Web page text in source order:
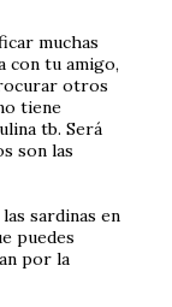
muchas
con tu amigo,
otros
tiene
tb. Será
son las
sardinas en
puedes
por la